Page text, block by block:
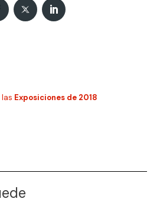
Exposiciones de 2018